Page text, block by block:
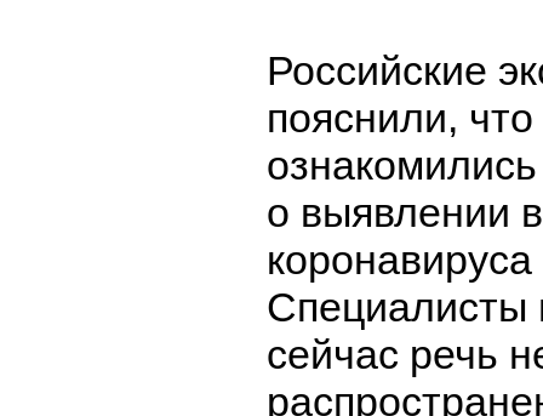
Российские
пояснили,
о выявлении
Специалисты
сейчас речь